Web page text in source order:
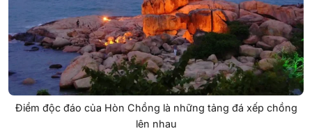
Điểm độc đáo của Hòn Chồng là những tảng đá xếp chồng
lên nhau